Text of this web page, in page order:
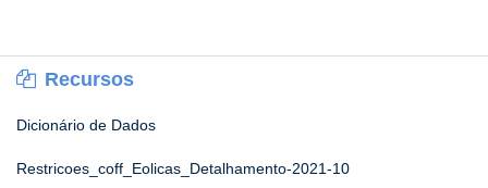
Recursos
Dicionário de Dados
Restricoes_coff_Eolicas_Detalhamento-2021-10